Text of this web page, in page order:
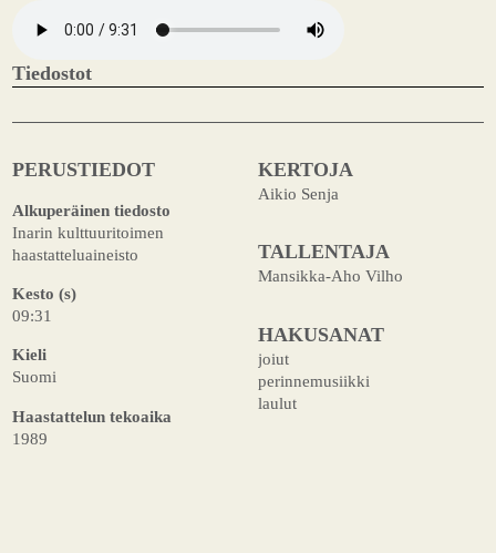
Tiedostot
PERUSTIEDOT
Alkuperäinen tiedosto
Inarin kulttuuritoimen
haastatteluaineisto
Kesto (s)
09:31
Kieli
Suomi
Haastattelun tekoaika
1989
KERTOJA
Aikio Senja
TALLENTAJA
Mansikka-Aho Vilho
HAKUSANAT
joiut
perinnemusiikki
laulut